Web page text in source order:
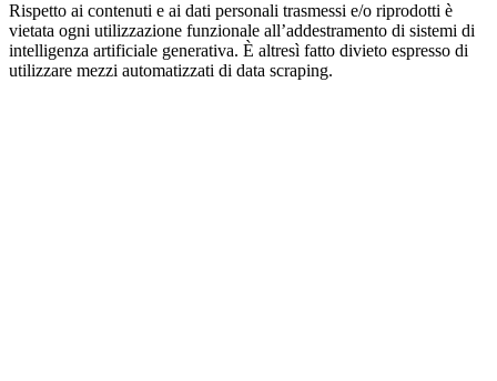
Rispetto ai contenuti e ai dati personali trasmessi e/o riprodotti è
vietata ogni utilizzazione funzionale all’addestramento di sistemi di
intelligenza artificiale generativa. È altresì fatto divieto espresso di
utilizzare mezzi automatizzati di data scraping.